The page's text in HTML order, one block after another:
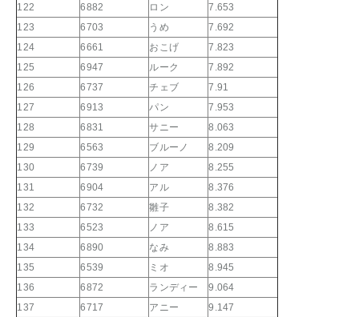
122
6882 ロン
7.653
123
6703 うめ
7.692
124
6661 おこげ
7.823
125
6947 ルーク
7.892
126
6737 チェブ
7.91
127
6913 パン
7.953
128
6831 サニー
8.063
129
6563 ブルーノ
8.209
130
6739 ノア
8.255
131
6904 アル
8.376
132
6732 雛子
8.382
133
6523 ノア
8.615
134
6890 なみ
8.883
135
6539 ミオ
8.945
136
6872 ランディー
9.064
137
6717 アニー
9.147